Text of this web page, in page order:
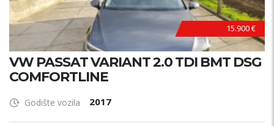
15.900 €
VW PASSAT VARIANT 2.0 TDI BMT DSG
COMFORTLINE
Godište vozila 2017